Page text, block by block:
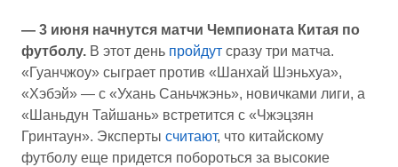
— 3 июня начнутся матчи Чемпионата Китая по
футболу. В этот день пройдут сразу три матча.
«Гуанчжоу» сыграет против «Шанхай Шэньхуа»,
«Хэбэй» — с «Ухань Саньчжэнь», новичками лиги, а
«Шаньдун Тайшань» встретится с «Чжэцзян
Гринтаун». Эксперты считают, что китайскому
футболу еще придется побороться за высокие